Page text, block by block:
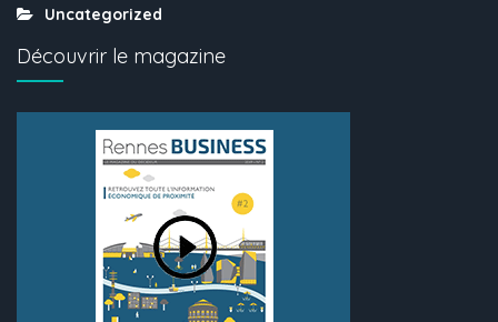
Uncategorized
Découvrir le magazine